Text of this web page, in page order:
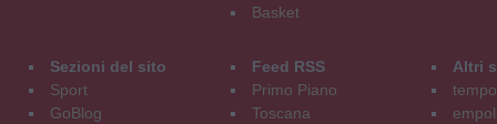
Basket
Sezioni del sito
Sport
GoBlog
Feed RSS
Primo Piano
Toscana
Altri